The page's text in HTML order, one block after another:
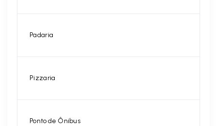
Padaria
Pizzaria
Ponto de Ônibus